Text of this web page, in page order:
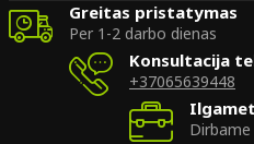
Greitas pristatymas
Per 1-2 darbo dienas
Konsultacija
+37065639448